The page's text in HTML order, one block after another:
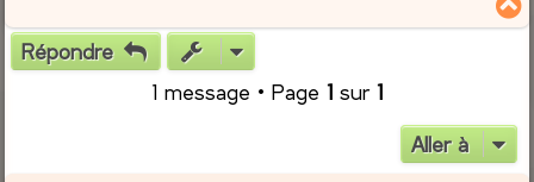
Répondre
1 message • Page 1 sur 1
Aller à